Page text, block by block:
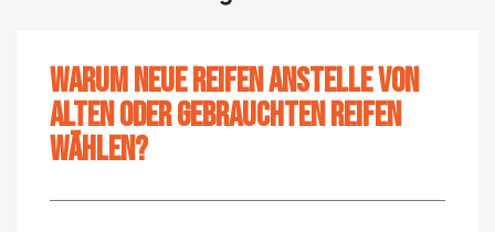
Warum neue Reifen anstelle von
alten oder gebrauchten Reifen
wählen?